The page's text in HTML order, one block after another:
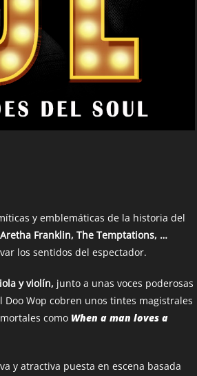
y emblemáticas de la historia del
Franklin, The Temptations, …
los sentidos del espectador.
y violín, junto a unas voces poderosas
Wop cobren unos tintes magistrales
como When a man loves a
y atractiva puesta en escena basada